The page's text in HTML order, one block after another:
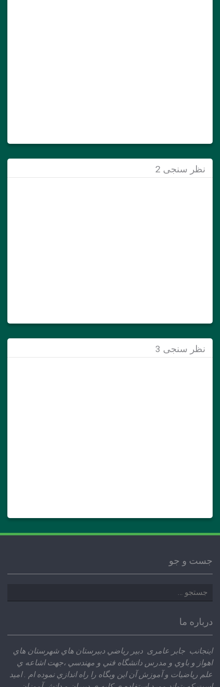
نظر سنجی 2
نظر سنجی 3
جست و جو
جستجو
برای:
درباره ما
اينجانب جابر عامری دبير رياضي دبيرستان هاي شهرستان هاي
اهواز و باوي و مدرس دانشگاه فني و مهندسي ،‌جهت اشاعه ي
علم رياضيات و آموزش آن اين وبگاه را راه اندازي نموده ام . اميد